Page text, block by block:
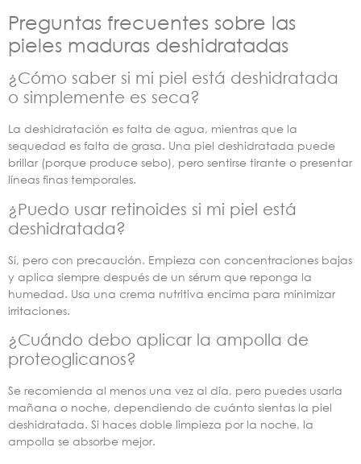
Preguntas frecuentes sobre las
pieles maduras deshidratadas
¿Cómo saber si mi piel está deshidratada
o simplemente es seca?
La deshidratación es falta de agua, mientras que la
sequedad es falta de grasa. Una piel deshidratada puede
brillar (porque produce sebo), pero sentirse tirante o presentar
líneas finas temporales.
¿Puedo usar retinoides si mi piel está
deshidratada?
Sí, pero con precaución. Empieza con concentraciones bajas
y aplica siempre después de un sérum que reponga la
humedad. Usa una crema nutritiva encima para minimizar
irritaciones.
¿Cuándo debo aplicar la ampolla de
proteoglicanos?
Se recomienda al menos una vez al día, pero puedes usarla
mañana o noche, dependiendo de cuánto sientas la piel
deshidratada. Si haces doble limpieza por la noche, la
ampolla se absorbe mejor.